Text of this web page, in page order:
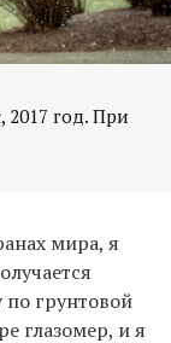
2017 год. При
мира, я
грунтовой
глазомер, и я